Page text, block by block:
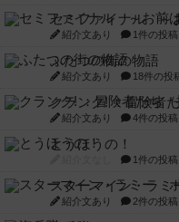
セミファイナル ～
紹介文あり 1件の投稿
ふたつの街の物語
紹介文あり 18件の投
クランク! ：冒険者た
紹介文あり 4件の投稿
とうほうの！
1件の投稿
スターマイン・ラ
紹介文あり 2件の投稿